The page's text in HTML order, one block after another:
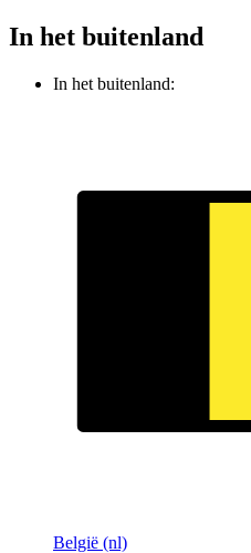
In het buitenland
In het buitenland:
België (nl)